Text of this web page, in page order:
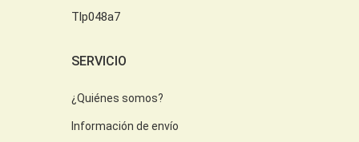
Tlp048a7
SERVICIO
¿Quiénes somos?
Información de envío